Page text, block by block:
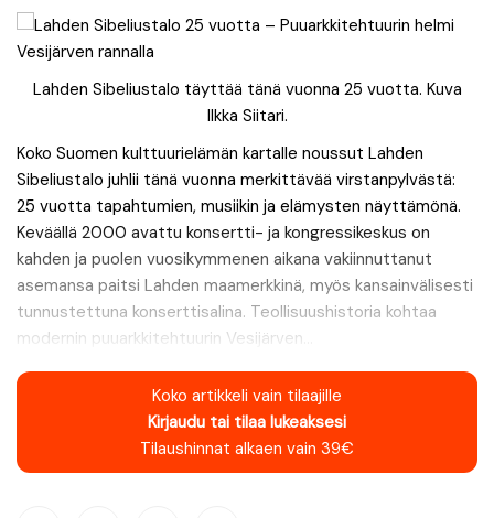
Lahden Sibeliustalo täyttää tänä vuonna 25 vuotta. Kuva
Ilkka Siitari.
Koko Suomen kulttuurielämän kartalle noussut Lahden
Sibeliustalo juhlii tänä vuonna merkittävää virstanpylvästä:
25 vuotta tapahtumien, musiikin ja elämysten näyttämönä.
Keväällä 2000 avattu konsertti- ja kongressikeskus on
kahden ja puolen vuosikymmenen aikana vakiinnuttanut
asemansa paitsi Lahden maamerkkinä, myös kansainvälisesti
tunnustettuna konserttisalina. Teollisuushistoria kohtaa
modernin puuarkkitehtuurin Vesijärven...
Koko artikkeli vain tilaajille
Kirjaudu tai tilaa lukeaksesi
Tilaushinnat alkaen vain 39€